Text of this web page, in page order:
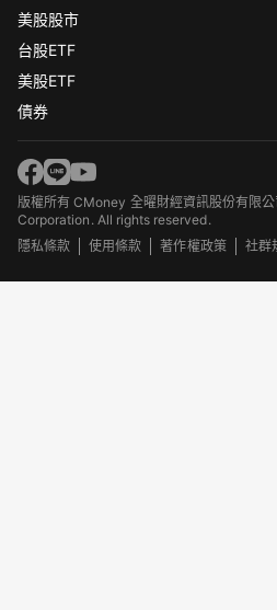
美股股市
台股ETF
美股ETF
債券
版權所有 CMoney 全曜財經資訊股份有
Corporation. All rights reserved.
隱私條款
使用條款 著作權政策 社群